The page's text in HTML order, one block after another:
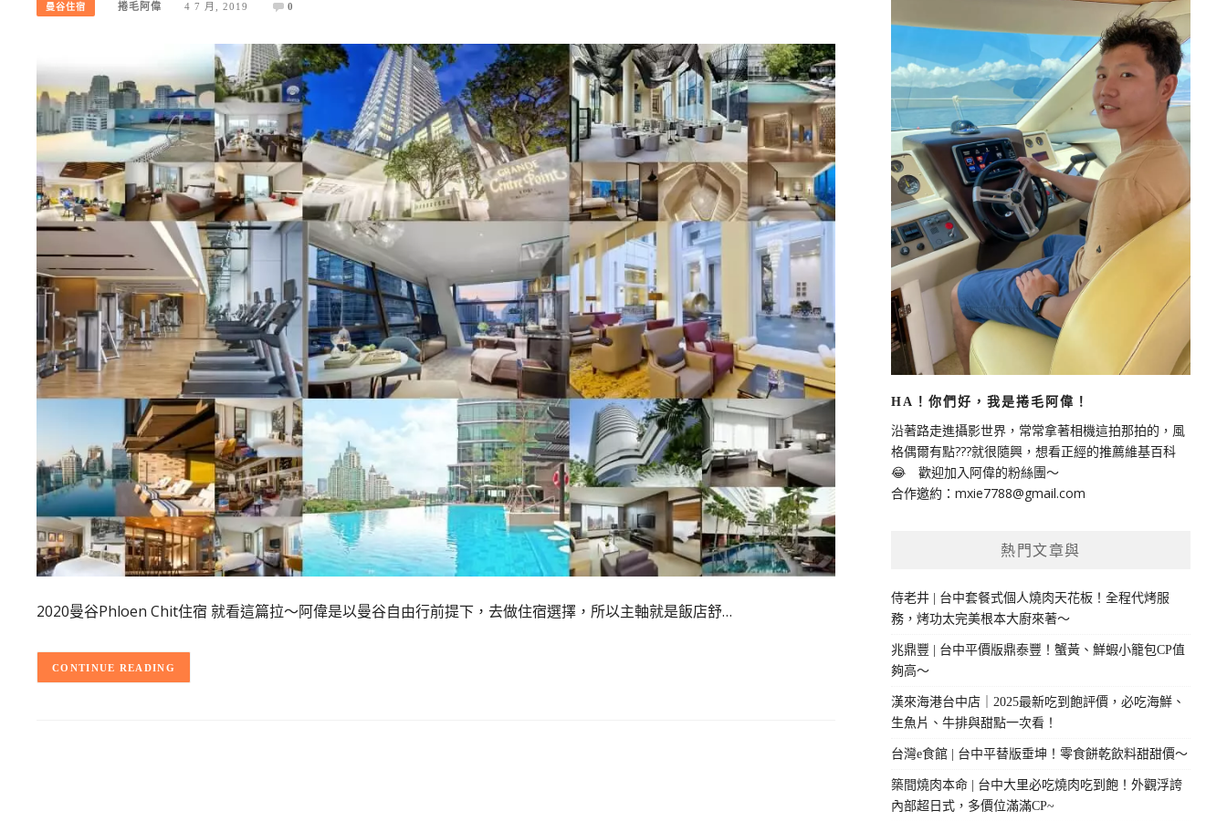
曼谷住宿 捲毛阿偉 4 7 月, 2019 0
2020曼谷Phloen Chit住宿 就看這篇拉～阿偉是以曼谷自由行前提下，去做住宿選擇，所以主軸就是飯店舒…
CONTINUE READING
HA！你們好，我是捲毛阿偉！
沿著路走進攝影世界，常常拿著相機這拍那拍的，風
格偶爾有點???就很隨興，想看正經的推薦維基百科
😂 歡迎加入阿偉的粉絲團～
合作邀約： mxie7788@gmail.com
熱門文章與
侍老井 | 台中套餐式個人燒肉天花板！全程代烤服
務，烤功太完美根本大廚來著～
兆鼎豐 | 台中平價版鼎泰豐！蟹黃、鮮蝦小籠包CP值
夠高～
漢來海港台中店｜2025最新吃到飽評價，必吃海鮮、
生魚片、牛排與甜點一次看！
台灣e食館 | 台中平替版垂坤！零食餅乾飲料甜甜價～
築間燒肉本命 | 台中大里必吃燒肉吃到飽！外觀浮誇
內部超日式，多價位滿滿CP~